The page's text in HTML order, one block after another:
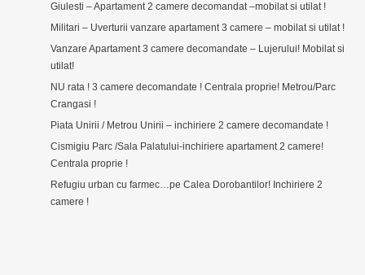
Giulesti – Apartament 2 camere decomandat –mobilat si utilat !
Militari – Uverturii vanzare apartament 3 camere – mobilat si utilat !
Vanzare Apartament 3 camere decomandate – Lujerului! Mobilat si
utilat!
NU rata ! 3 camere decomandate ! Centrala proprie! Metrou/Parc
Crangasi !
Piata Unirii / Metrou Unirii – inchiriere 2 camere decomandate !
Cismigiu Parc /Sala Palatului-inchiriere apartament 2 camere!
Centrala proprie !
Refugiu urban cu farmec…pe Calea Dorobantilor! Inchiriere 2
camere !